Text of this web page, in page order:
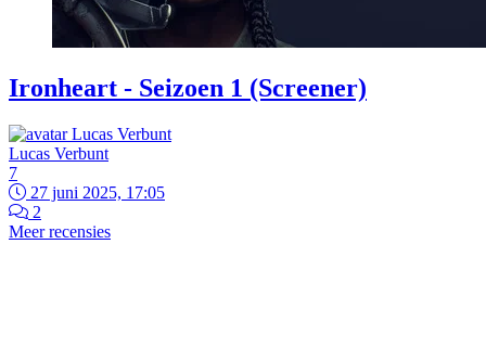
Ironheart - Seizoen 1 (Screener)
Lucas Verbunt
7
27 juni 2025, 17:05
2
Meer recensies